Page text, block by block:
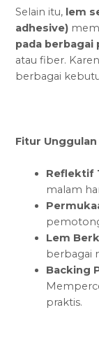
Selain itu, lem
adhesive)
pada berbagai
atau fiber.
berbagai
Fitur
Reflektif
malam
Lem
berbagai
Backing
praktis.